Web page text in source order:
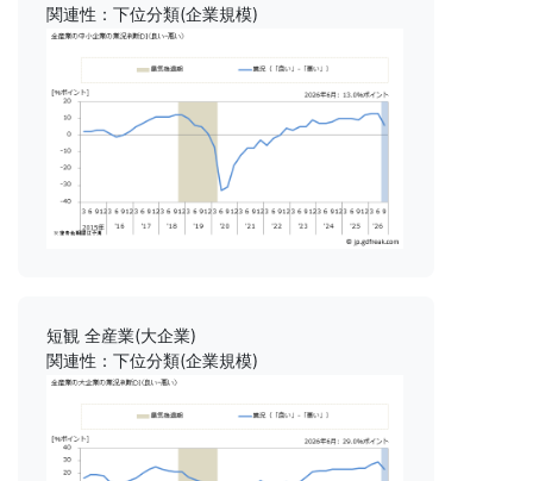
関連性：下位分類(企業規模)
短観 全産業(大企業)
関連性：下位分類(企業規模)